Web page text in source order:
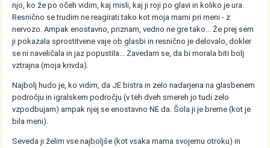
njo, ko že po očeh vidim, kaj misli, kaj ji roji po glavi in koliko je ura.
Resnično se trudim ne reagirati tako kot moja mami pri meni - z
nervozo. Ampak enostavno, priznam, vedno ne gre tako... Že prej sem
ji pokazala sprostitvene vaje ob glasbi in resnično je delovalo, dokler
se ni naveličala in jaz popustila... Zavedam se, da bi morala biti bolj
vztrajna (moja krivda).
Najbolj hudo je, ko vidim, da JE bistra in zelo nadarjena na glasbenem
področju in igralskem področju (v teh dveh smereh jo tudi zelo
vzpodbujam) ampak njej se enostavno NE da. Šola ji je breme (kot je
bila meni).
Seveda ji želim vse najboljše (kot vsaka mama svojemu otroku) in